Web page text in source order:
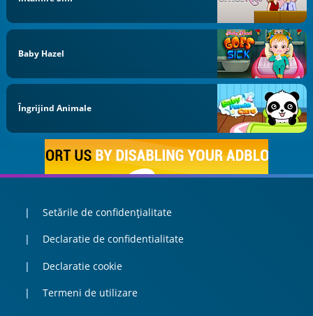
Baby Hazel
Îngrijind Animale
Setările de confidențialitate
Declaratie de confidentialitate
Declaratie cookie
Termeni de utilizare